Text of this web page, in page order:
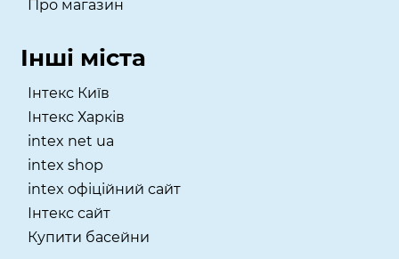
Про магазин
Інші міста
Інтекс Київ
​Інтекс Харків
intex net ua
intex shop
intex офіційний сайт
Інтекс сайт
Купити басейни